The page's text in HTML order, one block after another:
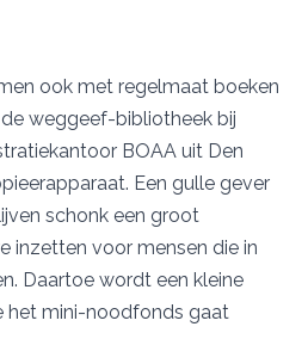
ook met regelmaat boeken
weggeef-bibliotheek bij
BOAA uit Den
Een gulle gever
schonk een groot
inzetten voor mensen die in
Daartoe wordt een kleine
het mini-noodfonds gaat